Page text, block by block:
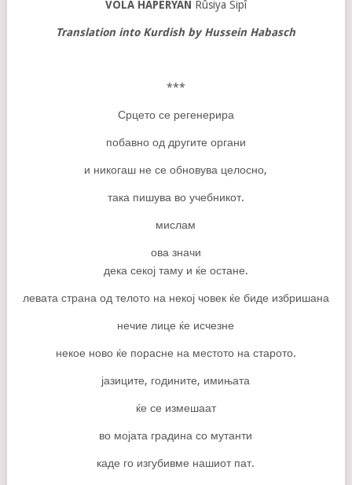
VOLA HAPERYAN Rûsiya Sipî
Translation into Kurdish by Hussein Habasch
***
Срцето се регенерира
побавно од другите органи
и никогаш не се обновува целосно,
така пишува во учебникот.
мислам
ова значи
дека секој таму и ќе остане.
левата страна од телото на некој човек ќе биде избришана
нечие лице ќе исчезне
некое ново ќе порасне на местото на старото.
јазиците, годините, имињата
ќе се измешаат
во мојата градина со мутанти
каде го изгубивме нашиот пат.